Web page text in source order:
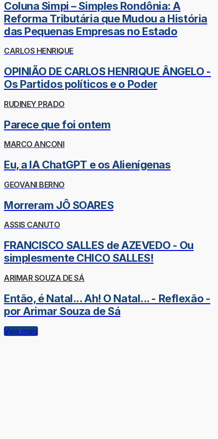
Coluna Simpi – Simples Rondônia: A
Reforma Tributária que Mudou a História
das Pequenas Empresas no Estado
CARLOS HENRIQUE
OPINIÃO DE CARLOS HENRIQUE ÂNGELO -
Os Partidos políticos e o Poder
RUDINEY PRADO
Parece que foi ontem
MARCO ANCONI
Eu, a IA ChatGPT e os Alienígenas
GEOVANI BERNO
Morreram JÔ SOARES
ASSIS CANUTO
FRANCISCO SALLES de AZEVEDO - Ou
simplesmente CHICO SALLES!
ARIMAR SOUZA DE SÁ
Então, é Natal... Ah! O Natal... - Reflexão -
por Arimar Souza de Sá
Veja mais